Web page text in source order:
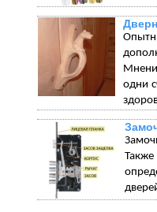
одни